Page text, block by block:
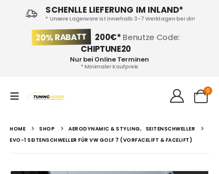
SCHENLLE LIEFERUNG IM INLAND*
* Unsere Lagerware ist innerhalb 3-7 Werktagen bei dir!
20% RABATT 200€* Benutze Code:
CHIPTUNE20
Nur bei Online Terminen
* Minimaler Kaufpreis
0
HOME SHOP AERODYNAMIC & STYLING, SEITENSCHWELLER
EVO-1 SEITENSCHWELLER FÜR VW GOLF 7 (VORFACELIFT & FACELIFT)